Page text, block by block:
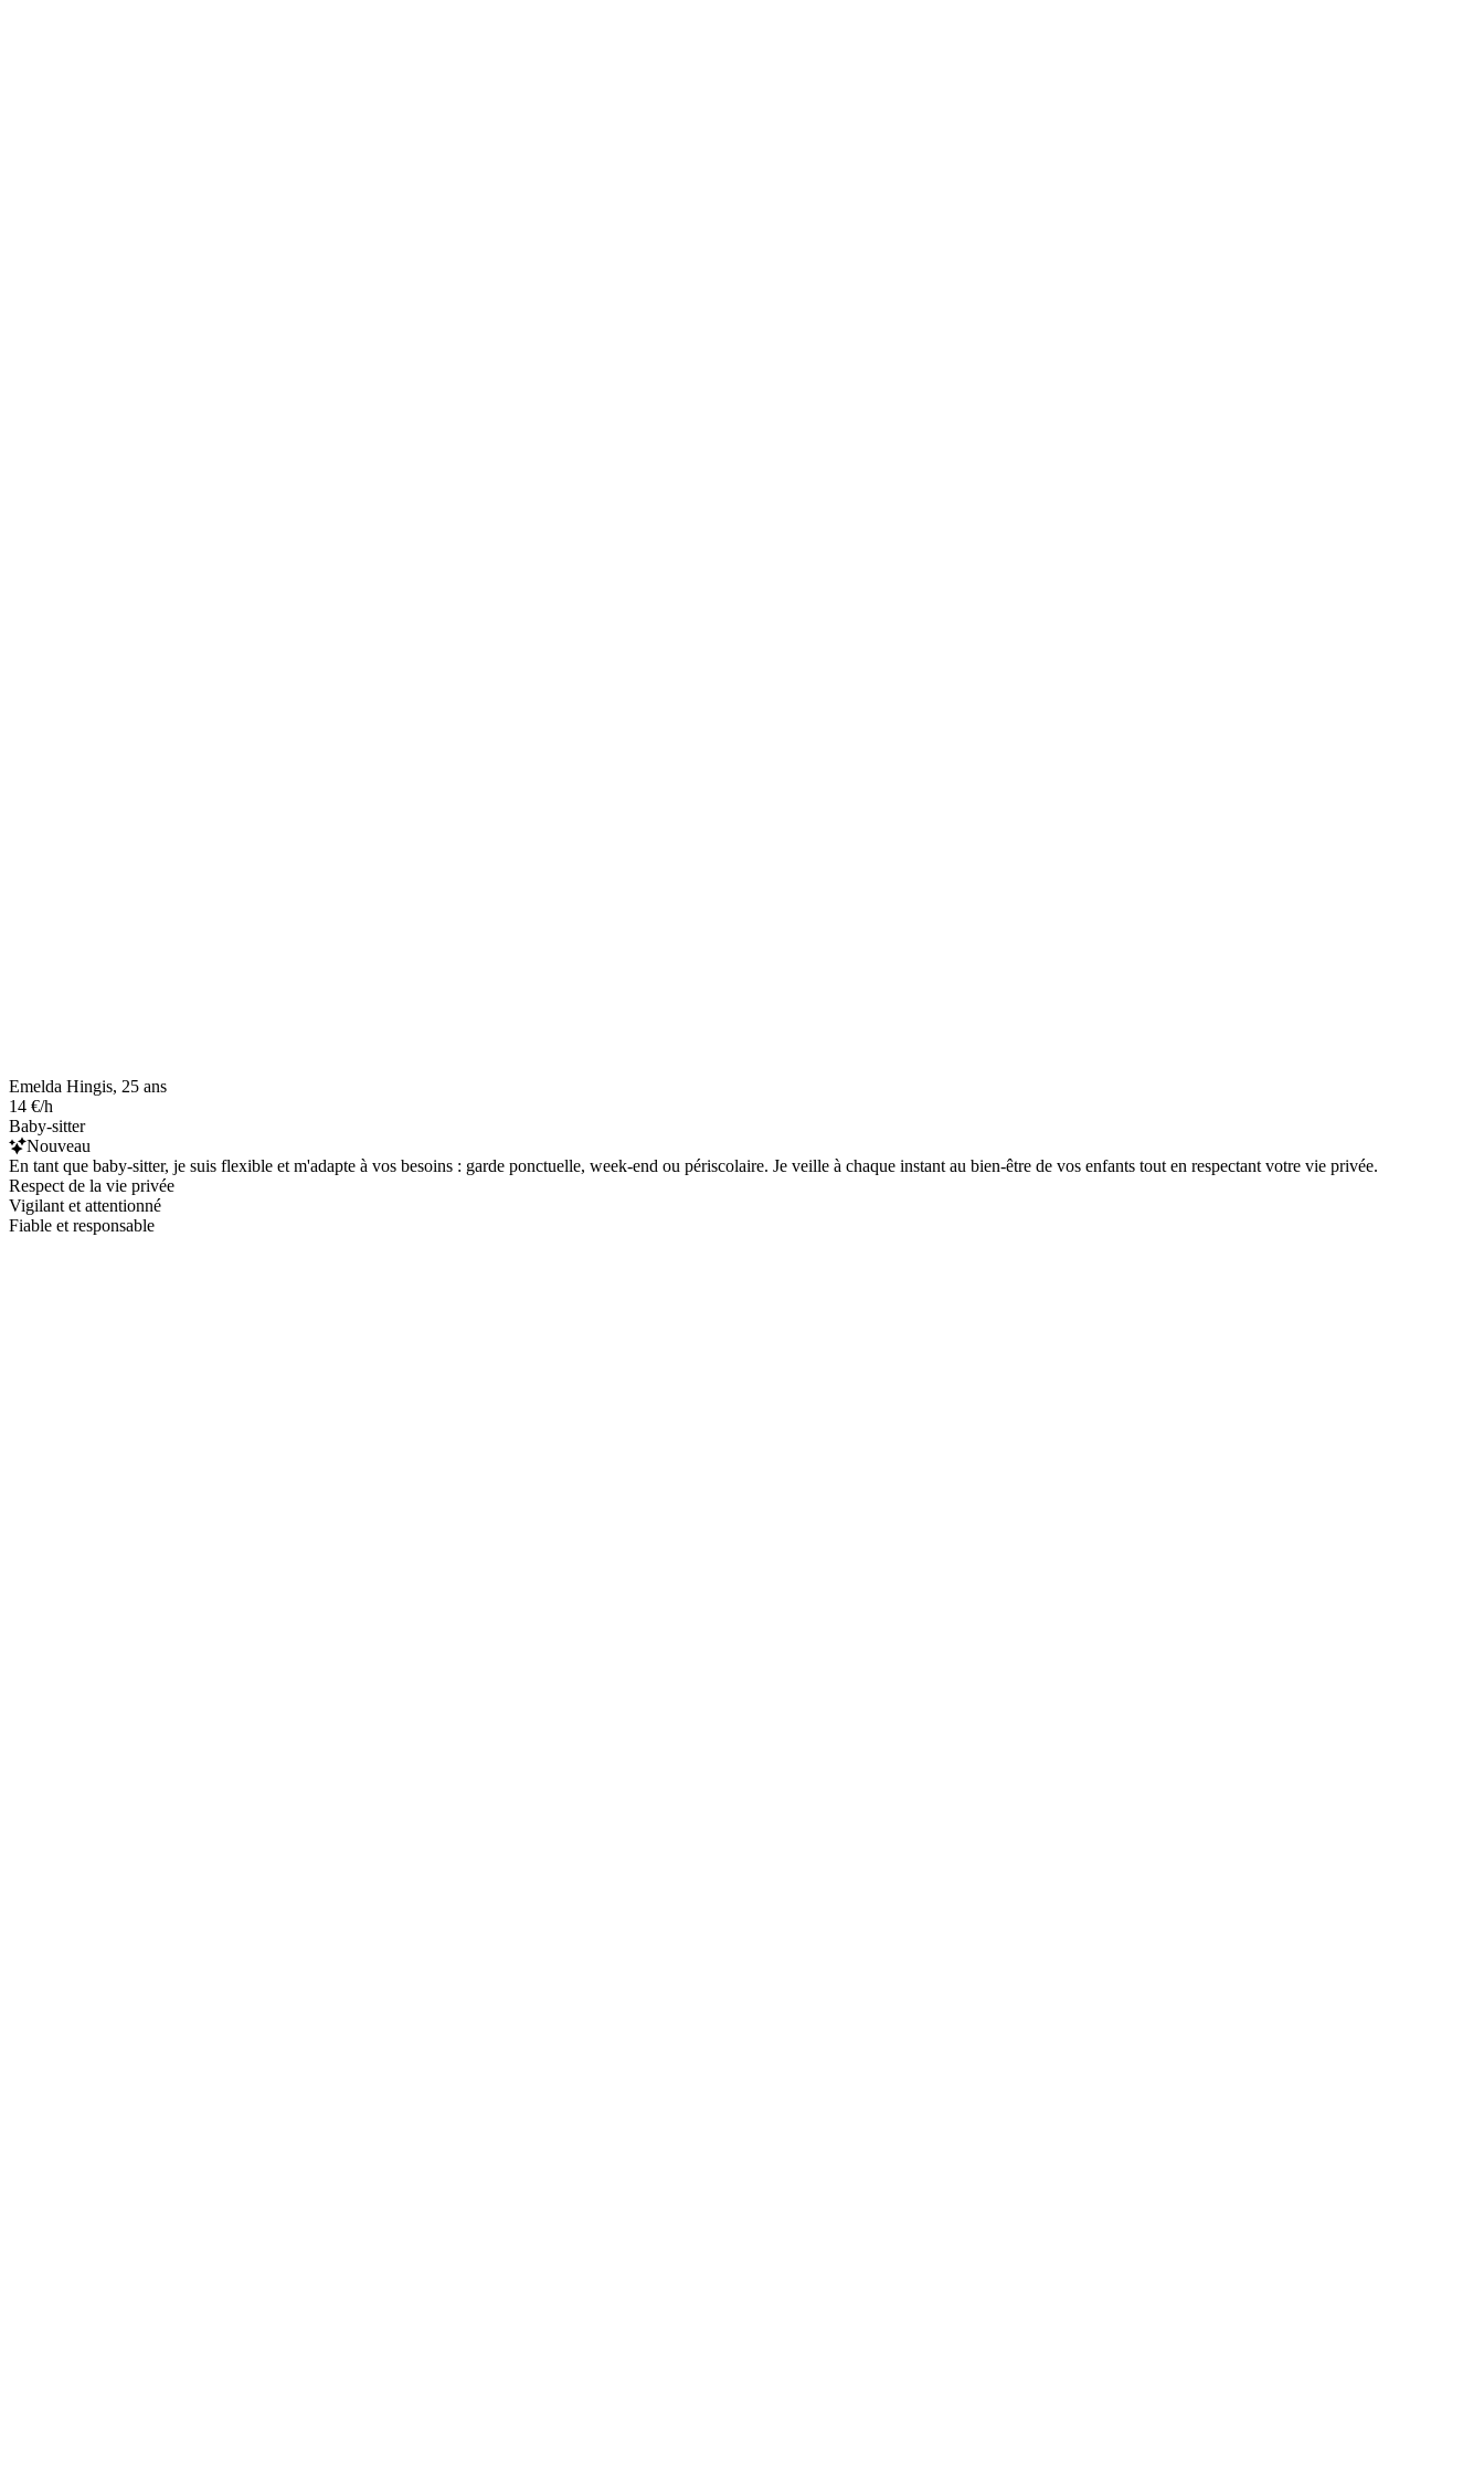
Emelda Hingis, 25 ans
14 €/h
Baby-sitter
Nouveau
En tant que baby-sitter, je suis flexible et m'adapte à vos besoins : garde ponctuelle, week-end ou périscolaire. Je veille à chaque instant au bien-être de vos enfants tout en respectant votre vie privée.
Respect de la vie privée
Vigilant et attentionné
Fiable et responsable